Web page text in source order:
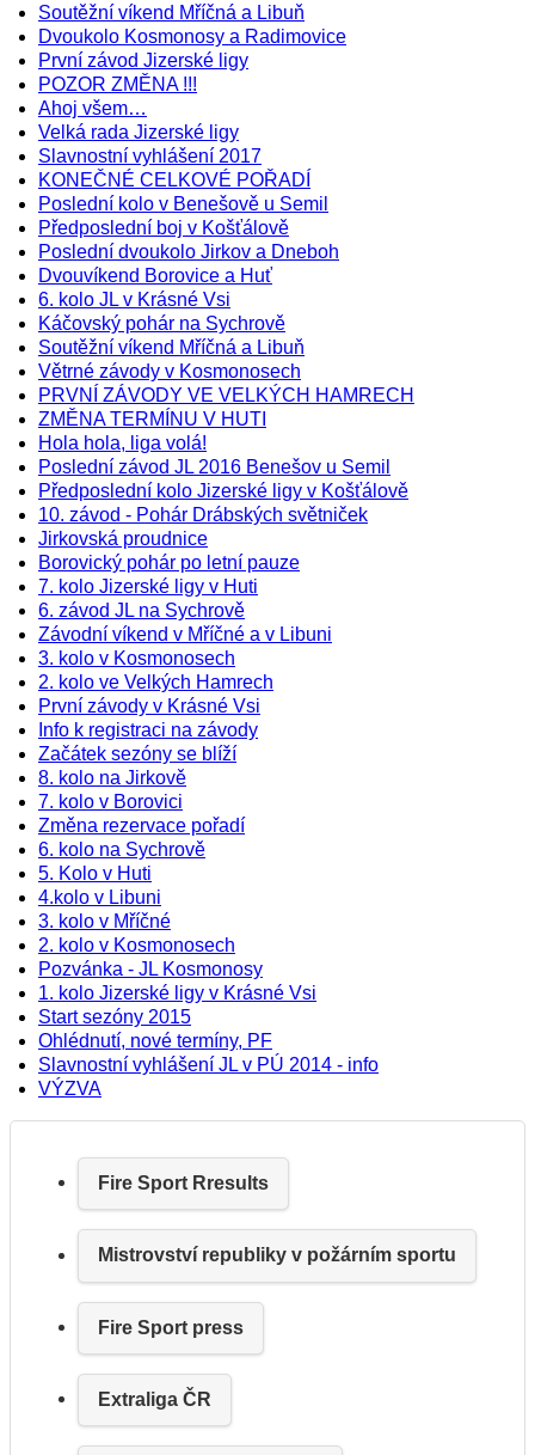
Soutěžní víkend Mříčná a Libuň
Dvoukolo Kosmonosy a Radimovice
První závod Jizerské ligy
POZOR ZMĚNA !!!
Ahoj všem…
Velká rada Jizerské ligy
Slavnostní vyhlášení 2017
KONEČNÉ CELKOVÉ POŘADÍ
Poslední kolo v Benešově u Semil
Předposlední boj v Košťálově
Poslední dvoukolo Jirkov a Dneboh
Dvouvíkend Borovice a Huť
6. kolo JL v Krásné Vsi
Káčovský pohár na Sychrově
Soutěžní víkend Mříčná a Libuň
Větrné závody v Kosmonosech
PRVNÍ ZÁVODY VE VELKÝCH HAMRECH
ZMĚNA TERMÍNU V HUTI
Hola hola, liga volá!
Poslední závod JL 2016 Benešov u Semil
Předposlední kolo Jizerské ligy v Košťálově
10. závod - Pohár Drábských světniček
Jirkovská proudnice
Borovický pohár po letní pauze
7. kolo Jizerské ligy v Huti
6. závod JL na Sychrově
Závodní víkend v Mříčné a v Libuni
3. kolo v Kosmonosech
2. kolo ve Velkých Hamrech
První závody v Krásné Vsi
Info k registraci na závody
Začátek sezóny se blíží
8. kolo na Jirkově
7. kolo v Borovici
Změna rezervace pořadí
6. kolo na Sychrově
5. Kolo v Huti
4.kolo v Libuni
3. kolo v Mříčné
2. kolo v Kosmonosech
Pozvánka - JL Kosmonosy
1. kolo Jizerské ligy v Krásné Vsi
Start sezóny 2015
Ohlédnutí, nové termíny, PF
Slavnostní vyhlášení JL v PÚ 2014 - info
VÝZVA
Fire Sport Rresults
Mistrovství republiky v požárním sportu
Fire Sport press
Extraliga ČR